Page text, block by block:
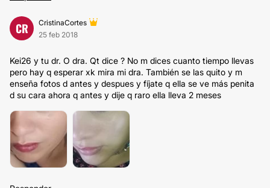
CR
CristinaCortes
25 feb 2018
Kei26 y tu dr. O dra. Qt dice ? No m dices cuanto tiempo llevas
pero hay q esperar xk mira mi dra. También se las quito y m
enseña fotos d antes y despues y fíjate q ella se ve más penita
d su cara ahora q antes y dije q raro ella lleva 2 meses